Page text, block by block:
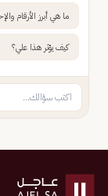
ما هي أبرز الأرقام
كيف يؤثر هذا علي؟